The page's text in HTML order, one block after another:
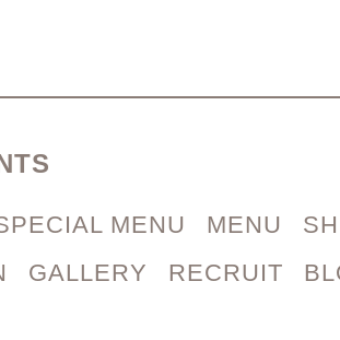
MENU MENU
GALLERY RECRUIT